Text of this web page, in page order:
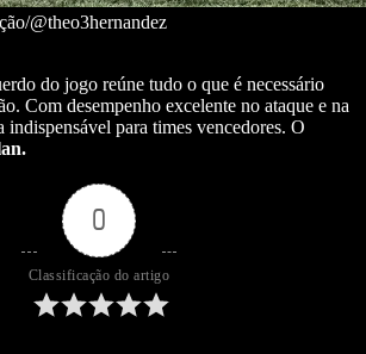
@theo3hernandez
do jogo reúne tudo o que é necessário
Com desempenho excelente no ataque e na
indispensável para times vencedores. O
0
Classificação do artigo